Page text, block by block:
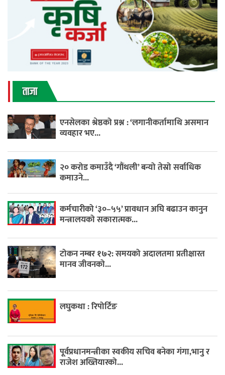
ताजा
एनसेलका श्रेष्ठको प्रश्न : ‘लगानीकर्तामाथि असमान
व्यवहार भए...
२० करोड कमाउँदै ‘गौंथली’ बन्यो तेस्रो सर्वाधिक
कमाउने...
कर्मचारीको ‘३०–५५’ प्रावधान अघि बढाउन कानुन
मन्त्रालयको सकारात्मक...
टोकन नम्बर १७२: समयको अदालतमा प्रतीक्षारत
मानव जीवनको...
लघुकथा : रिपोर्टिङ
पूर्वप्रधानमन्त्रीका स्वकीय सचिव बनेका गंगा,भानु र
राजेश अख्तियारको...